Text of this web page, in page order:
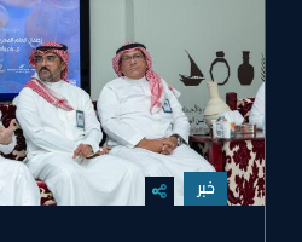
خبر